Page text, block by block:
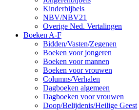
Kinderbijbels
NBV/NBV21
Overige Ned. Vertalingen
Boeken A-F
Bidden/Vasten/Zegenen
Boeken voor jongeren
Boeken voor mannen
Boeken voor vrouwen
Columns/Verhalen
Dagboeken algemeen
Dagboeken voor vrouwen
Doop/Belijdenis/Heilige Geest